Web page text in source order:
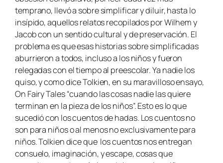
temprano, llevó a sobre simplificar y diluir, hasta lo
insípido, aquellos relatos recopilados por Wilhem y
Jacob con un sentido cultural y de preservación. El
problema es que esas historias sobre simplificadas
aburrieron a todos, incluso a los niños y fueron
relegadas con el tiempo al preescolar. Ya nadie los
quiso, y como dice Tolkien, en su maravilloso ensayo,
On Fairy Tales“cuando las cosas nadie las quiere
terminan en la pieza de los niños”. Esto es lo que
sucedió con los cuentos de hadas. Los cuentos no
son para niños o al menos no exclusivamente para
niños. Tolkien dice que los cuentos nos entregan
consuelo, imaginación, y escape, cosas que